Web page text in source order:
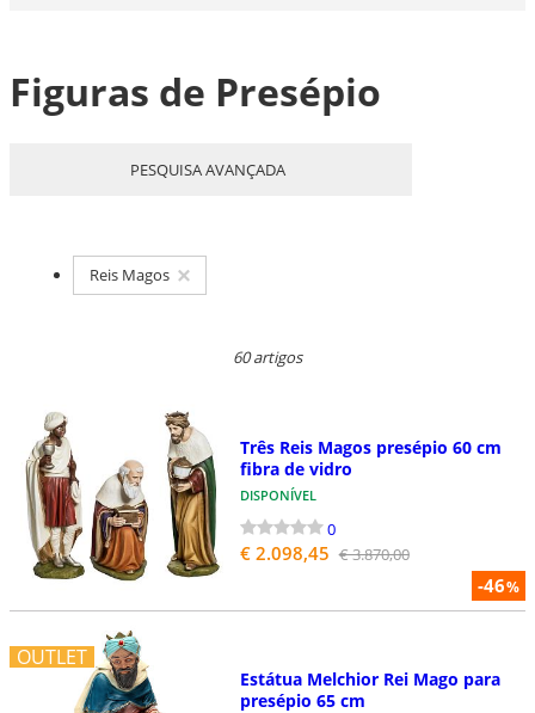
Figuras de Presépio
PESQUISA AVANÇADA
Reis Magos
60 artigos
-46%
Três Reis Magos presépio 60 cm
fibra de vidro
DISPONÍVEL
0
€ 2.098,45 € 3.870,00
OUTLET
Estátua Melchior Rei Mago para
presépio 65 cm